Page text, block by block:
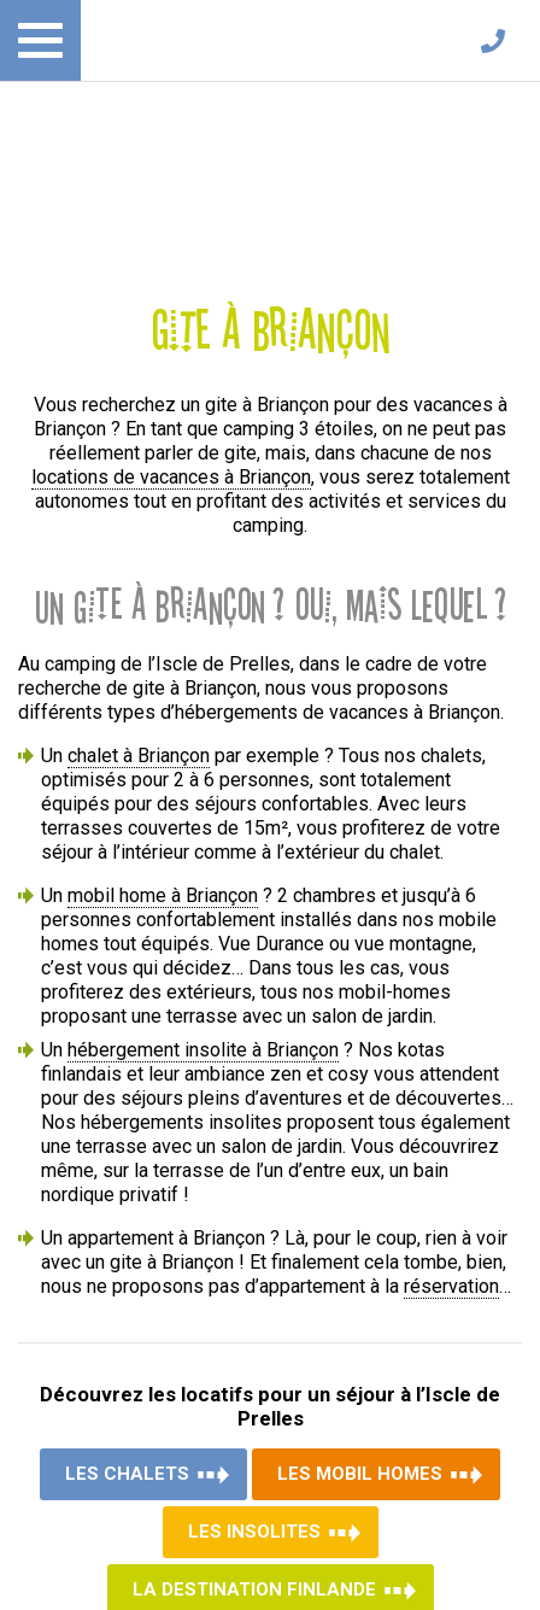
Gite à Briançon
Vous recherchez un gite à Briançon pour des vacances à
Briançon ? En tant que camping 3 étoiles, on ne peut pas
réellement parler de gite, mais, dans chacune de nos
locations de vacances à Briançon, vous serez totalement
autonomes tout en profitant des activités et services du
camping.
Un gite à Briançon ? Oui, mais lequel ?
Au camping de l’Iscle de Prelles, dans le cadre de votre
recherche de gite à Briançon, nous vous proposons
différents types d’hébergements de vacances à Briançon.
Unchalet à Briançon par exemple ? Tous nos chalets,
optimisés pour 2 à 6 personnes, sont totalement
équipés pour des séjours confortables. Avec leurs
terrasses couvertes de 15m², vous profiterez de votre
séjour à l’intérieur comme à l’extérieur du chalet.
Unmobil home à Briançon ? 2 chambres et jusqu’à 6
personnes confortablement installés dans nos mobile
homes tout équipés. Vue Durance ou vue montagne,
c’est vous qui décidez… Dans tous les cas, vous
profiterez des extérieurs, tous nos mobil-homes
proposant une terrasse avec un salon de jardin.
Un hébergement insolite à Briançon ? Nos kotas
finlandais et leur ambiance zen et cosy vous attendent
pour des séjours pleins d’aventures et de découvertes…
Nos hébergements insolites proposent tous également
une terrasse avec un salon de jardin. Vous découvrirez
même, sur la terrasse de l’un d’entre eux, un bain
nordique privatif !
Un appartement à Briançon ? Là, pour le coup, rien à voir
avec un gite à Briançon ! Et finalement cela tombe, bien,
nous ne proposons pas d’appartement à laréservation…
Découvrez les locatifs pour un séjour à l’Iscle de
Prelles
LES CHALETS LES MOBIL HOMES
LES INSOLITES
LA DESTINATION FINLANDE